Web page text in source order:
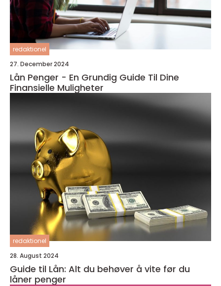
redaktionel
27. December 2024
Lån Penger - En Grundig Guide Til Dine
Finansielle Muligheter
redaktionel
28. August 2024
Guide til Lån: Alt du behøver å vite før du
låner penger